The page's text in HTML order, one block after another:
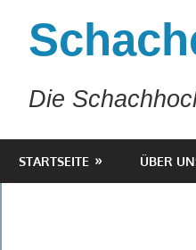
springen
Die
STARTSEITE ÜBER